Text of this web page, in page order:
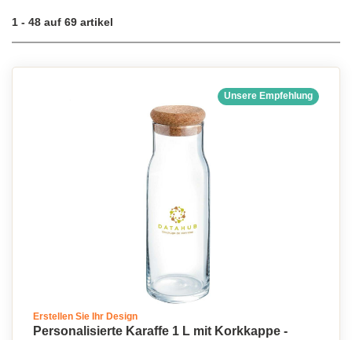
1 - 48 auf 69 artikel
Unsere Empfehlung
Erstellen Sie Ihr Design
Personalisierte Karaffe 1 L mit Korkkappe -